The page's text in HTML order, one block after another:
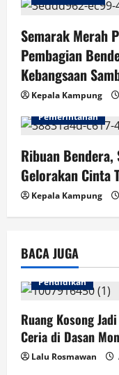
Semarak Merah
Pembagian
Kebangsaan
Kepala Kampung
Pemerintahan
Ribuan
Gelorakan Cinta
Kepala Kampung
BACA JUGA
Pendidikan
Ruang Kosong
Ceria di Dasan
Lalu Rosmawan